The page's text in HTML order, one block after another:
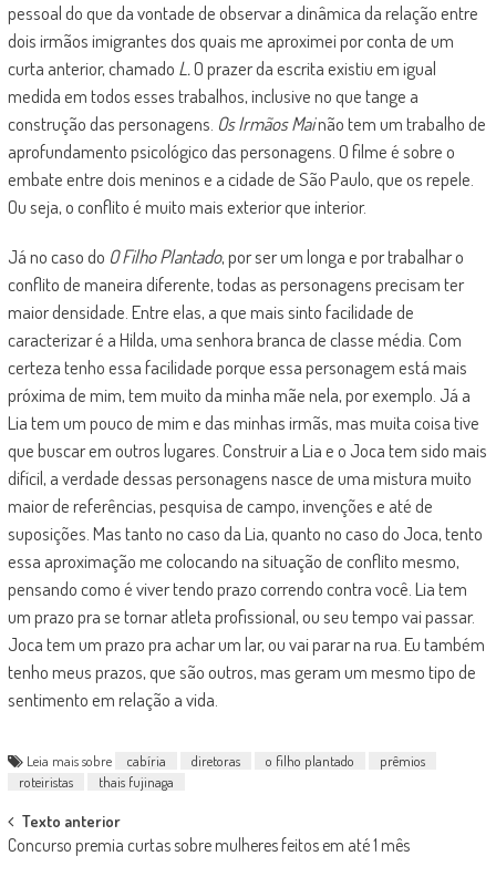
pessoal do que da vontade de observar a dinâmica da relação entre
dois irmãos imigrantes dos quais me aproximei por conta de um
curta anterior, chamado L.O prazer da escrita existiu em igual
medida em todos esses trabalhos, inclusive no que tange a
construção das personagens. Os Irmãos Mainão tem um trabalho de
aprofundamento psicológico das personagens. O filme é sobre o
embate entre dois meninos e a cidade de São Paulo, que os repele.
Ou seja, o conflito é muito mais exterior que interior.
Já no caso do O Filho Plantado, por ser um longa e por trabalhar o
conflito de maneira diferente, todas as personagens precisam ter
maior densidade. Entre elas, a que mais sinto facilidade de
caracterizar é a Hilda, uma senhora branca de classe média. Com
certeza tenho essa facilidade porque essa personagem está mais
próxima de mim, tem muito da minha mãe nela, por exemplo. Já a
Lia tem um pouco de mim e das minhas irmãs, mas muita coisa tive
que buscar em outros lugares. Construir a Lia e o Joca tem sido mais
difícil, a verdade dessas personagens nasce de uma mistura muito
maior de referências, pesquisa de campo, invenções e até de
suposições. Mas tanto no caso da Lia, quanto no caso do Joca, tento
essa aproximação me colocando na situação de conflito mesmo,
pensando como é viver tendo prazo correndo contra você. Lia tem
um prazo pra se tornar atleta profissional, ou seu tempo vai passar.
Joca tem um prazo pra achar um lar, ou vai parar na rua. Eu também
tenho meus prazos, que são outros, mas geram um mesmo tipo de
sentimento em relação a vida.
Leia mais sobre cabíria diretoras o filho plantado
prêmios
roteiristas
thais fujinaga
Post
navigation
Texto anterior
Concurso premia curtas sobre mulheres feitos em até 1 mês